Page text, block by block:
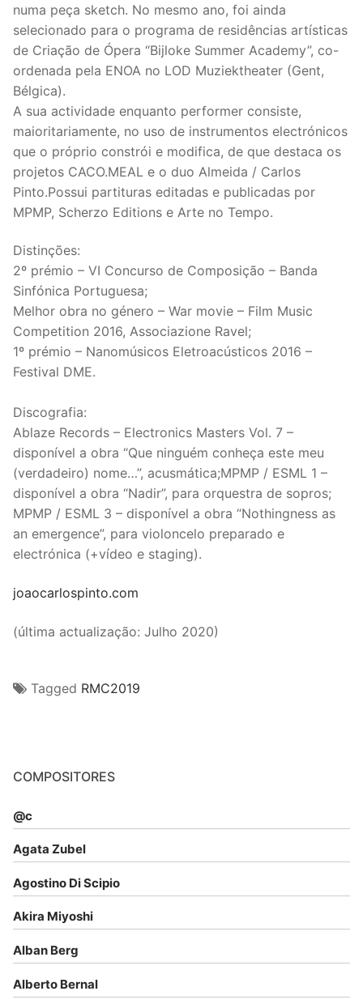
numa peça sketch. No mesmo ano, foi ainda
selecionado para o programa de residências artísticas
de Criação de Ópera “Bijloke Summer Academy”, co-
ordenada pela ENOA no LOD Muziektheater (Gent,
Bélgica).
A sua actividade enquanto performer consiste,
maioritariamente, no uso de instrumentos electrónicos
que o próprio constrói e modifica, de que destaca os
projetos CACO.MEAL e o duo Almeida / Carlos
Pinto.Possui partituras editadas e publicadas por
MPMP, Scherzo Editions e Arte no Tempo.
Distinções:
2º prémio – VI Concurso de Composição – Banda
Sinfónica Portuguesa;
Melhor obra no género – War movie – Film Music
Competition 2016, Associazione Ravel;
1º prémio – Nanomúsicos Eletroacústicos 2016 –
Festival DME.
Discografia:
Ablaze Records – Electronics Masters Vol. 7 –
disponível a obra “Que ninguém conheça este meu
(verdadeiro) nome…”, acusmática;MPMP / ESML 1 –
disponível a obra “Nadir”, para orquestra de sopros;
MPMP / ESML 3 – disponível a obra “Nothingness as
an emergence”, para violoncelo preparado e
electrónica (+vídeo e staging).
joaocarlospinto.com
(última actualização: Julho 2020)
Tagged RMC2019
COMPOSITORES
@c
Agata Zubel
Agostino Di Scipio
Akira Miyoshi
Alban Berg
Alberto Bernal